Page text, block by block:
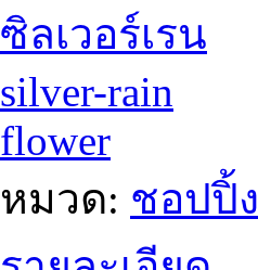
ซิลเวอร์เรน
silver-rain
flower
หมวด: ชอปปิ้ง